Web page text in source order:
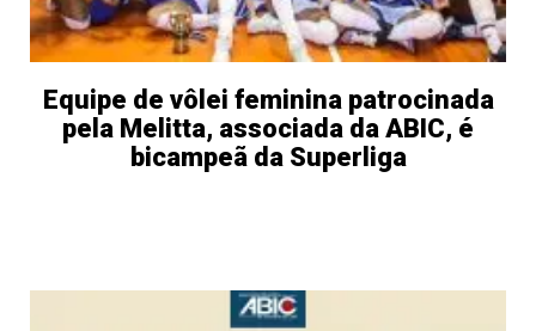
Equipe de vôlei feminina patrocinada
pela Melitta, associada da ABIC, é
bicampeã da Superliga